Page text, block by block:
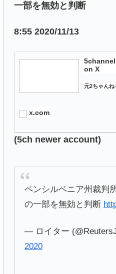
一部を無効と判断
8:55 2020/11/13
on X
元2ちゃんね
x.com
(5ch newer account)
ペンシルベニア州裁判
の一部を無効と判断
— ロイター
2020